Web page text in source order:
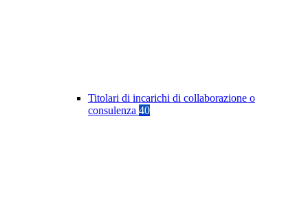
Titolari di incarichi di collaborazione o
consulenza 40